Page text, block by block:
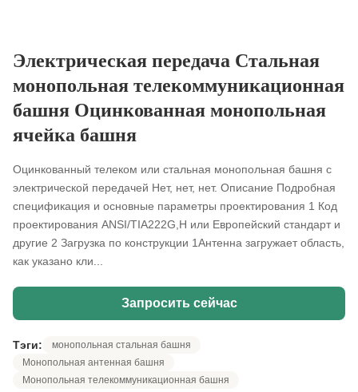
Электрическая передача Стальная
монопольная телекоммуникационная
башня Оцинкованная монопольная
ячейка башня
Оцинкованный телеком или стальная монопольная башня с
электрической передачей Нет, нет, нет. Описание Подробная
спецификация и основные параметры проектирования 1 Код
проектирования ANSI/TIA222G,H или Европейский стандарт и
другие 2 Загрузка по конструкции 1Антенна загружает область,
как указано кли...
Запросить сейчас
Тэги:
монопольная стальная башня
Монопольная антенная башня
Монопольная телекоммуникационная башня